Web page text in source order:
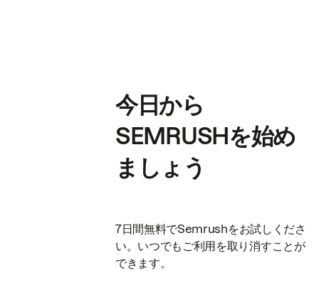
今日から
SEMRUSHを始め
ましょう
7日間無料でSemrushをお試しくださ
い。いつでもご利用を取り消すことが
できます。